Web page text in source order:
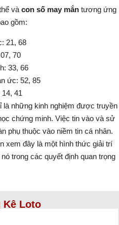
và con số may mắn tương ứng
gồm:
21, 68
70
33, 66
ức: 52, 85
41
là những kinh nghiệm được truyền
chứng minh. Việc tin vào và sử
phụ thuộc vào niềm tin cá nhân.
xem đây là một hình thức giải trí
trong các quyết định quan trọng
Kê Loto